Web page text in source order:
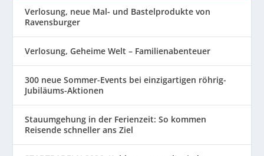
Verlosung, neue Mal- und Bastelprodukte von
Ravensburger
Verlosung, Geheime Welt – Familienabenteuer
300 neue Sommer-Events bei einzigartigen röhrig-
Jubiläums-Aktionen
Stauumgehung in der Ferienzeit: So kommen
Reisende schneller ans Ziel